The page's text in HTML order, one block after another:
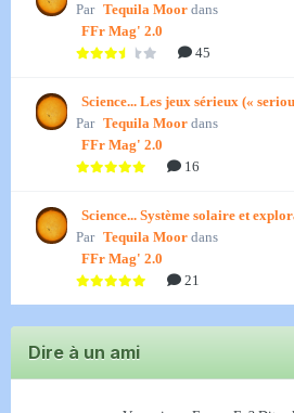
Par Tequila Moor dans
FFr Mag' 2.0
45
Science... Les jeux sérieux («
Par Tequila Moor dans
FFr Mag' 2.0
16
Science... Système solaire et
Par Tequila Moor dans
FFr Mag' 2.0
21
Dire à un ami